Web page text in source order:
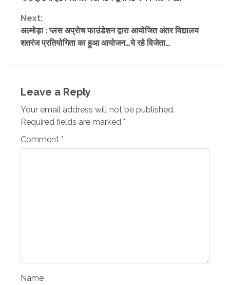
Next:
अल्मोड़ा : प्लस अप्रोच फाउंडेशन द्वारा आयोजित अंतर विद्यालय
शतरंज प्रतियोगिता का हुआ आयोजन…ये रहे विजेता…
Leave a Reply
Your email address will not be published.
Required fields are marked *
Comment *
Name